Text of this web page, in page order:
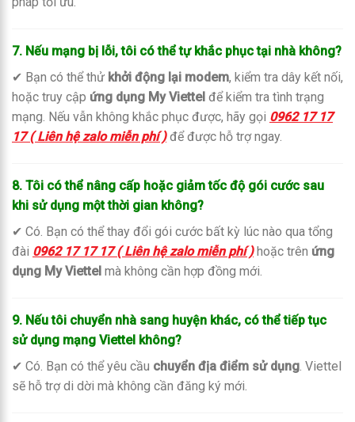
7. Nếu mạng bị lỗi, tôi có thể tự khắc phục tại nhà không?
✔ Bạn có thể thử khởi động lại modem, kiểm tra dây kết nối,
hoặc truy cập ứng dụng My Viettel để kiểm tra tình trạng
mạng. Nếu vẫn không khắc phục được, hãy gọi 0962 17 17
17 ( Liên hệ zalo miễn phí )để được hỗ trợ ngay.
8. Tôi có thể nâng cấp hoặc giảm tốc độ gói cước sau
khi sử dụng một thời gian không?
✔ Có. Bạn có thể thay đổi gói cước bất kỳ lúc nào qua tổng
đài 0962 17 17 17 ( Liên hệ zalo miễn phí )hoặc trên ứng
dụng My Viettel mà không cần hợp đồng mới.
9. Nếu tôi chuyển nhà sang huyện khác, có thể tiếp tục
sử dụng mạng Viettel không?
✔ Có. Bạn có thể yêu cầu chuyển địa điểm sử dụng. Viettel
sẽ hỗ trợ di dời mà không cần đăng ký mới.